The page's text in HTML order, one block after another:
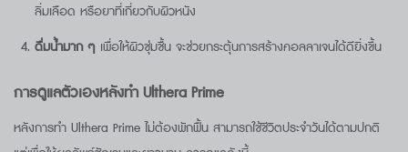
ลิ่มเลือด หรือยาที่เกี่ยวกับผิวหนัง
ดื่มน้ำมาก ๆ เพื่อให้ผิวชุ่มชื้น จะช่วยกระตุ้นการสร้างคอลลาเจนได้ดียิ่งขึ้น
การดูแลตัวเองหลังทำ Ulthera Prime
หลังการทำ Ulthera Prime ไม่ต้องพักฟื้น สามารถใช้ชีวิตประจำวันได้ตามปกติ